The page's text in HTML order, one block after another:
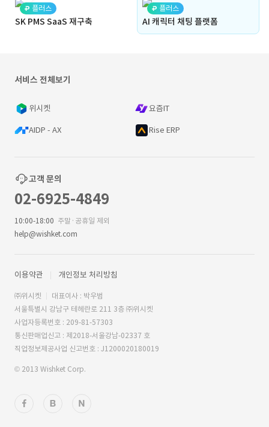
플러스
SK PMS SaaS 재구축
플러스
AI 캐릭터 채팅 플랫폼
서비스 전체보기
위시켓 요즘IT
AIDP - AX Rise ERP
고객 문의
02-6925-4849
10:00-18:00 주말·공휴일 제외
help@wishket.com
이용약관 개인정보 처리방침
㈜위시켓
대표이사 : 박우범
서울특별시 강남구 테헤란로 211 3층 ㈜위시켓
사업자등록번호 : 209-81-57303
통신판매업신고 : 제2018-서울강남-02337 호
직업정보제공사업 신고번호 : J1200020180019
© 2013 Wishket Corp.